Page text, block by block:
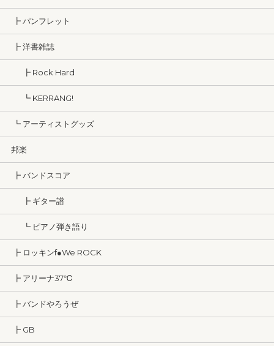
┣ パンフレット
┣ 洋書雑誌
┣ Rock Hard
┗ KERRANG!
┗ アーティストグッズ
邦楽
┣ バンドスコア
┣ ギター譜
┗ ピアノ弾き語り
┣ ロッキンf●We ROCK
┣ アリーナ37℃
┣ バンドやろうぜ
┣ GB